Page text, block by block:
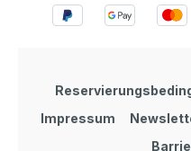
Impressum